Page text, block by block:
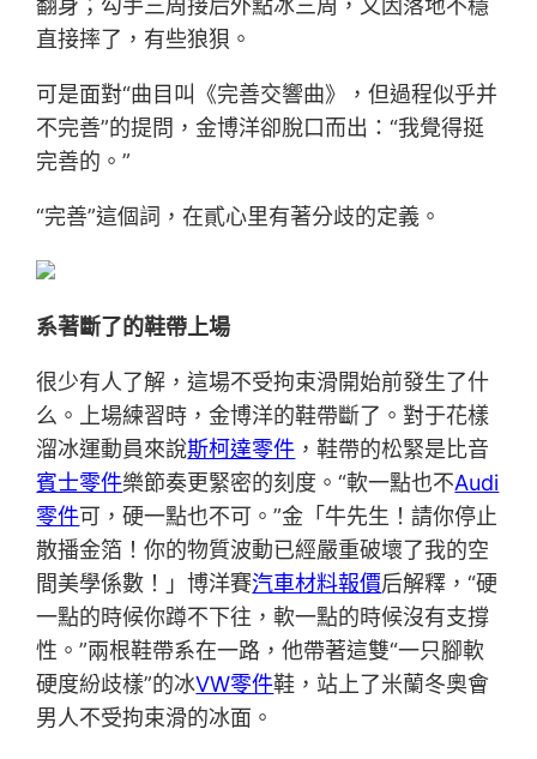
翻身；勾手三周接后外點冰三周，又因落地不穩
直接摔了，有些狼狽。
可是面對“曲目叫《完善交響曲》，但過程似乎并
不完善”的提問，金博洋卻脫口而出：“我覺得挺
完善的。”
“完善”這個詞，在貳心里有著分歧的定義。
系著斷了的鞋帶上場
很少有人了解，這場不受拘束滑開始前發生了什
么。上場練習時，金博洋的鞋帶斷了。對于花樣
溜冰運動員來說斯柯達零件 ，鞋帶的松緊是比音
賓士零件樂節奏更緊密的刻度。“軟一點也不Audi
零件可，硬一點也不可。”金「牛先生！請你停止
散播金箔！你的物質波動已經嚴重破壞了我的空
間美學係數！」博洋賽汽車材料報價后解釋，“硬
一點的時候你蹲不下往，軟一點的時候沒有支撐
性。”兩根鞋帶系在一路，他帶著這雙“一只腳軟
硬度紛歧樣”的冰VW零件鞋，站上了米蘭冬奧會
男人不受拘束滑的冰面。